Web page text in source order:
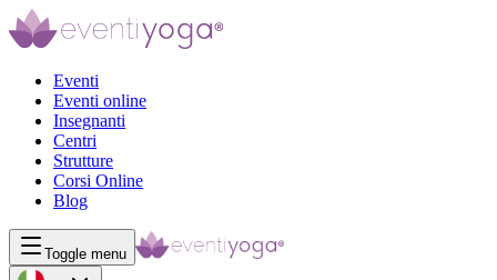
Eventi
Eventi online
Insegnanti
Centri
Strutture
Corsi Online
Blog
Toggle menu